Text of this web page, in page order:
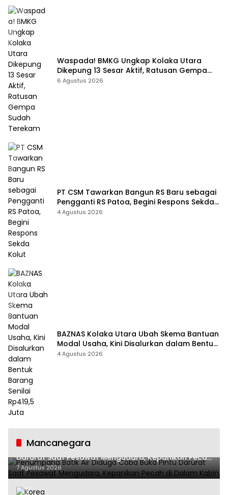
Waspada! BMKG Ungkap Kolaka Utara
Dikepung 13 Sesar Aktif, Ratusan Gempa
Sudah Terekam
6 Agustus 2026
PT CSM Tawarkan Bangun RS Baru sebagai
Pengganti RS Patoa, Begini Respons Sekda
Kolut
4 Agustus 2026
BAZNAS Kolaka Utara Ubah Skema Bantuan
Modal Usaha, Kini Disalurkan dalam Bentuk
Barang Senilai Rp419,5 Juta
4 Agustus 2026
Mancanegara
Penumpang Batik Air Diduga Coba Buka Pintu
Darurat Saat Pesawat Mengudara, Kepanikan Pecah
di Dalam Kabin
7 Agustus 2026